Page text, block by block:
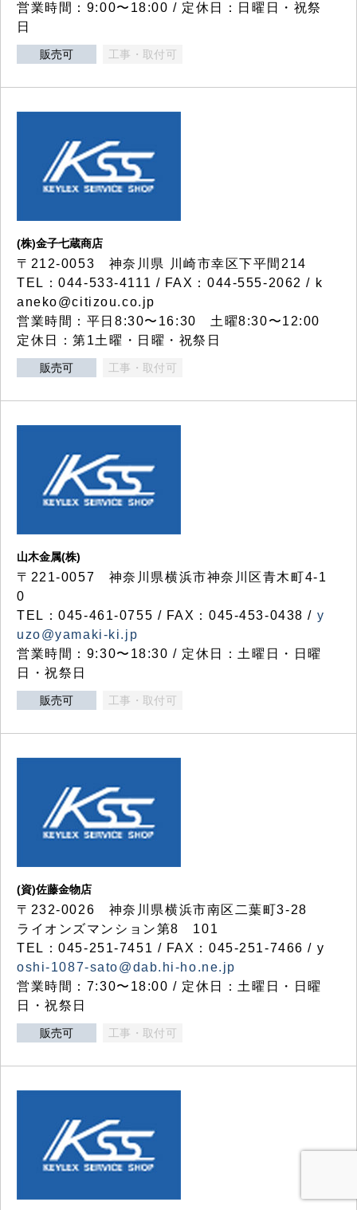
営業時間：9:00〜18:00 / 定休日：日曜日・祝祭
日
販売可 工事・取付可
(株)金子七蔵商店
〒212-0053 神奈川県 川崎市幸区下平間214
TEL：044-533-4111 / FAX：044-555-2062 / k
aneko@citizou.co.jp
営業時間：平日8:30〜16:30 土曜8:30〜12:00
定休日：第1土曜・日曜・祝祭日
販売可 工事・取付可
山木金属(株)
〒221-0057 神奈川県横浜市神奈川区青木町4-1
0
TEL：045-461-0755 / FAX：045-453-0438 / y
uzo@yamaki-ki.jp
営業時間：9:30〜18:30 / 定休日：土曜日・日曜
日・祝祭日
販売可 工事・取付可
(資)佐藤金物店
〒232-0026 神奈川県横浜市南区二葉町3-28
ライオンズマンション第8 101
TEL：045-251-7451 / FAX：045-251-7466 / y
oshi-1087-sato@dab.hi-ho.ne.jp
営業時間：7:30〜18:00 / 定休日：土曜日・日曜
日・祝祭日
販売可 工事・取付可